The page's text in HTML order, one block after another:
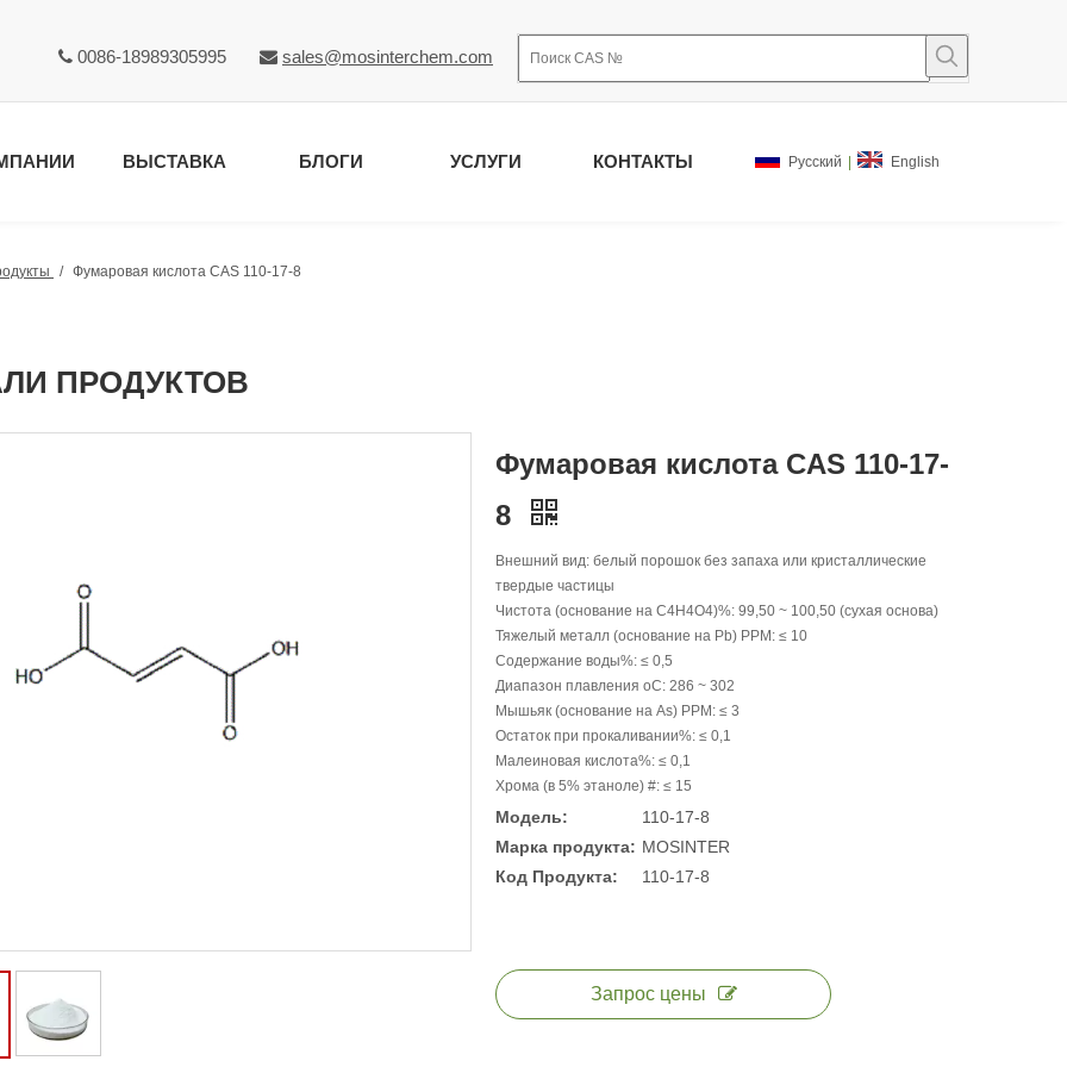
 0086-18989305995  sales@mosinterchem.com
ВЫСТАВКА БЛОГИ УСЛУГИ КОНТАКТЫ Pусский English
/ Фумаровая кислота CAS 110-17-8
ПРОДУКТОВ
Фумаровая кислота CAS 110-17-
8
Внешний вид: белый порошок без запаха или кристаллические
твердые частицы
Чистота (основание на C4H4O4)%: 99,50 ~ 100,50 (сухая основа)
Тяжелый металл (основание на Pb) PPM: ≤ 10
Содержание воды%: ≤ 0,5
Диапазон плавления oC: 286 ~ 302
Мышьяк (основание на As) PPM: ≤ 3
Остаток при прокаливании%: ≤ 0,1
Малеиновая кислота%: ≤ 0,1
Хрома (в 5% этаноле) #: ≤ 15
Модель:
110-17-8
Марка продукта: MOSINTER
Код Продукта:
110-17-8
Запрос цены